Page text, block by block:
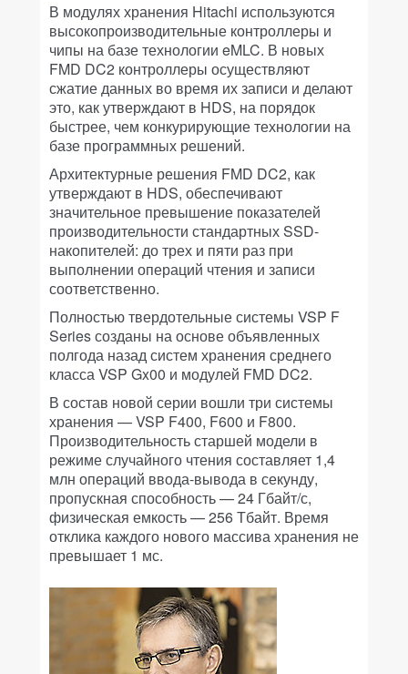
В модулях хранения Hitachi используются
высокопроизводительные контроллеры и
чипы на базе технологии eMLC. В новых
FMD DC2 контроллеры осуществляют
сжатие данных во время их записи и делают
это, как утверждают в HDS, на порядок
быстрее, чем конкурирующие технологии на
базе программных решений.
Архитектурные решения FMD DC2, как
утверждают в HDS, обеспечивают
значительное превышение показателей
производительности стандартных SSD-
накопителей: до трех и пяти раз при
выполнении операций чтения и записи
соответственно.
Полностью твердотельные системы VSP F
Series созданы на основе объявленных
полгода назад систем хранения среднего
класса VSP Gx00 и модулей FMD DC2.
В состав новой серии вошли три системы
хранения — VSP F400, F600 и F800.
Производительность старшей модели в
режиме случайного чтения составляет 1,4
млн операций ввода-вывода в секунду,
пропускная способность — 24 Гбайт/с,
физическая емкость — 256 Тбайт. Время
отклика каждого нового массива хранения не
превышает 1 мс.